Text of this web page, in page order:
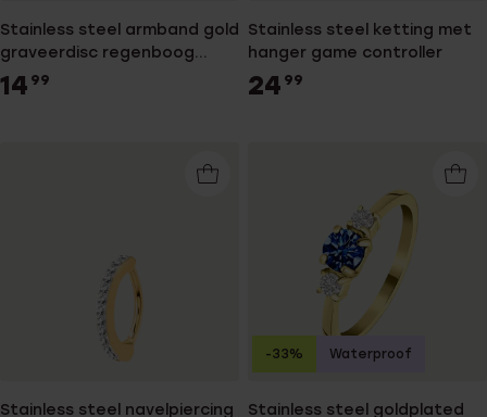
Stainless steel armband gold
graveerdisc regenboog
emaille
14 99
Stainless steel ketting met
hanger game controller
24 99
Stainless steel navelpiercing
Stainless steel goldplated
-33% Waterproof